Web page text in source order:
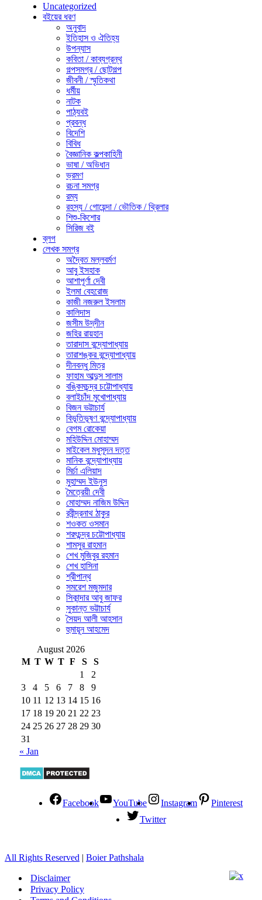
Uncategorized
বইয়ের ধরণ
অনুবাদ
ইতিহাস ও ঐতিহ্য
উপন্যাস
কবিতা / কাব্যগ্রন্থ
গল্পসমগ্র / ছোটগল্প
জীবনী / স্মৃতিকথা
ধর্মীয়
নাটক
পাঠ্যবই
প্রবন্ধ
বিদেশি
বিবিধ
বৈজ্ঞানিক কল্পকাহিনী
ভাষা / অভিধান
ভ্রমণ
রচনা সমগ্র
রম্য
রহস্য / গোয়েন্দা / ভৌতিক / থ্রিলার
শিশু-কিশোর
সিরিজ বই
ব্লগ
লেখক সমগ্র
অদ্বৈত মল্লবর্মণ
আবু ইসহাক
আশাপূর্ণা দেবী
ইলমা বেহরোজ
কাজী নজরুল ইসলাম
কালিদাস
জসীম উদ্‌দীন
জহির রায়হান
তারাদাস বন্দ্যোপাধ্যায়
তারাশঙ্কর বন্দ্যোপাধ্যায়
দীনবন্ধু মিত্র
ফাহাম আব্দুস সালাম
বঙ্কিমচন্দ্র চট্টোপাধ্যায়
বলাইচাঁদ মুখোপাধ্যায়
বিজন ভট্টাচার্য
বিভূতিভূষণ বন্দ্যোপাধ্যায়
বেগম রোকেয়া
মহিউদ্দিন মোহাম্মদ
মাইকেল মধুসূদন দত্ত
মানিক বন্দ্যোপাধ্যায়
মির্চা এলিয়াদ
মুহাম্মদ ইউনুস
মৈত্রেয়ী দেবী
মোহাম্মদ নাজিম উদ্দিন
রবীন্দ্রনাথ ঠাকুর
শওকত ওসমান
শরৎচন্দ্র চট্টোপাধ্যায়
শামসুর রাহমান
শেখ মুজিবুর রহমান
শেখ হাসিনা
শ্রীপান্থ
সমরেশ মজুমদার
সিকান্দার আবু জাফর
সুকান্ত ভট্টাচার্য
সৈয়দ আলী আহসান
হুমায়ূন আহমেদ
August 2026
M T W T F S
S
1
2
3
4 5 6 7 8
9
10 11 12 13 14 15 16
17 18 19 20 21 22 23
24 25 26 27 28 29 30
31
« Jan
Facebook YouTube Instagram
Pinterest
Twitter
All Rights Reserved | Boier Pathshala
Disclaimer
Privacy Policy